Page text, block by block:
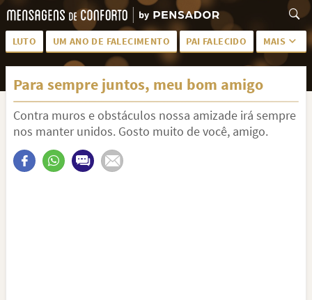
LUTO UM ANO DE FALECIMENTO PAI FALECIDO MAIS
LUTO PARA AMIGA PALAVRAS
SAUDADES DA MÃE PÊSAMES
PÊSAMES PARA AMIGA DESCANSE EM PAZ
FRASES DE LUTO PARA AMIGO
Para sempre juntos, meu bom amigo
Contra muros e obstáculos nossa amizade irá sempre
nos manter unidos. Gosto muito de você, amigo.